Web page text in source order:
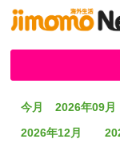
掲示板 タウン
今月 2026年09月
2026年12月